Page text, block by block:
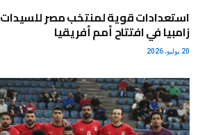
استعدادات قوية لمنتخب مصر
زامبيا في افتتاح أمم أفريقيا
20 يوليو، 2026